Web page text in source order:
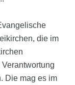
die im
Die mag es im